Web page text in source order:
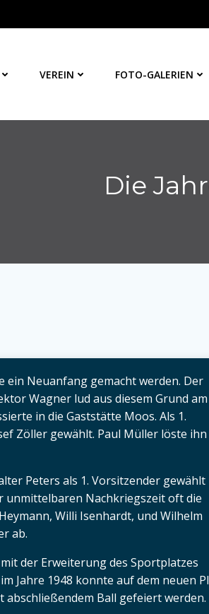
VEREIN FOTO-GALERIEN
Die
ein Neuanfang gemacht werden. Der
Wagner lud aus diesem Grund am
in die Gaststätte Moos. Als 1.
Zöller gewählt. Paul Müller löste ihn
Peters als 1. Vorsitzender gewählt
unmittelbaren Nachkriegszeit oft die
Willi Isenhardt, und Wilhelm
ab.
der Erweiterung des Sportplatzes
Jahre 1948 konnte auf dem neuen
Ball gefeiert werden.